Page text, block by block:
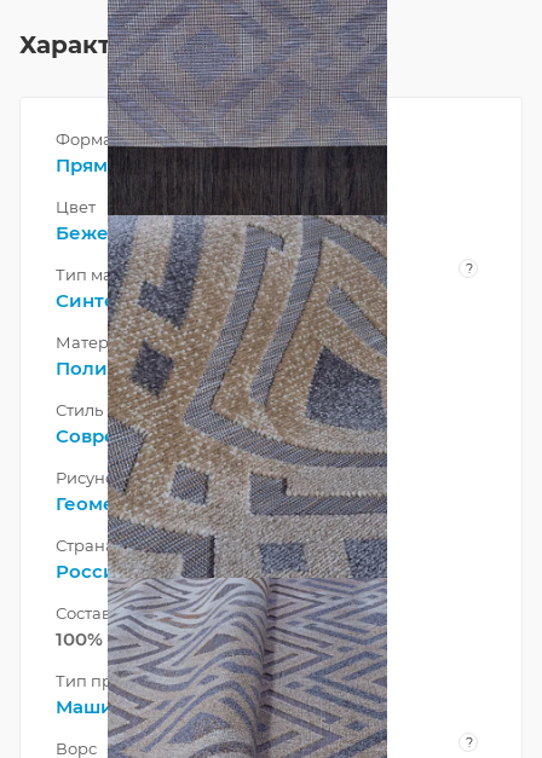
Характеристики
Форма
Прямоугольник
Цвет
Бежевый,Коричневый
Тип материала ?
Синтетический
Материал
Полипропилен
Стиль
Современный
Рисунок
Геометрический
Страна
Россия
Состав ворса
100% Полипропилен
Тип производства
Машинный
Ворс ?